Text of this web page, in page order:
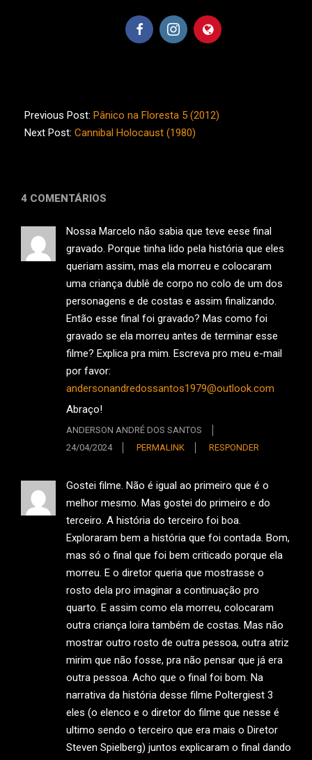
07-
18
Previous Post: Pânico na Floresta 5 (2012)
Next Post: Cannibal Holocaust (1980)
4 COMENTÁRIOS
Nossa Marcelo não sabia que teve eese final
gravado. Porque tinha lido pela história que eles
queriam assim, mas ela morreu e colocaram
uma criança dublê de corpo no colo de um dos
personagens e de costas e assim finalizando.
Então esse final foi gravado? Mas como foi
gravado se ela morreu antes de terminar esse
filme? Explica pra mim. Escreva pro meu e-mail
por favor:
andersonandredossantos1979@outlook.com
Abraço!
ANDERSON ANDRÉ DOS SANTOS
24/04/2024
PERMALINK RESPONDER
Gostei filme. Não é igual ao primeiro que é o
melhor mesmo. Mas gostei do primeiro e do
terceiro. A história do terceiro foi boa.
Exploraram bem a história que foi contada. Bom,
mas só o final que foi bem criticado porque ela
morreu. E o diretor queria que mostrasse o
rosto dela pro imaginar a continuação pro
quarto. E assim como ela morreu, colocaram
outra criança loira também de costas. Mas não
mostrar outro rosto de outra pessoa, outra atriz
mirim que não fosse, pra não pensar que já era
outra pessoa. Acho que o final foi bom. Na
narrativa da história desse filme Poltergiest 3
eles (o elenco e o diretor do filme que nesse é
ultimo sendo o terceiro que era mais o Diretor
Steven Spielberg) juntos explicaram o final dando